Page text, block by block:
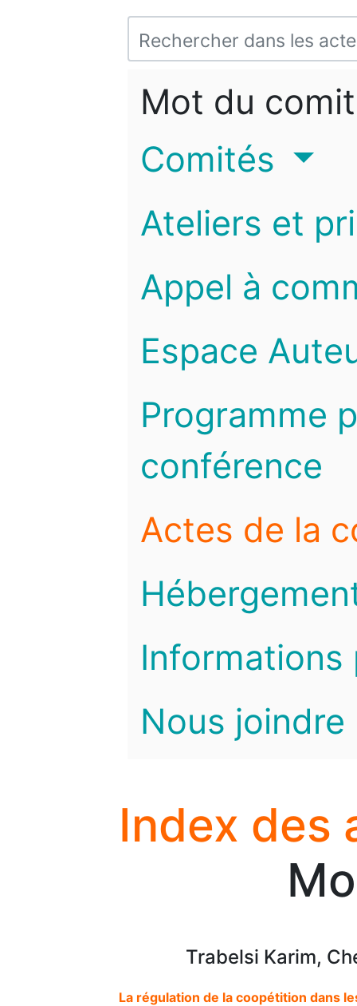
Mot du
Comités
Ateliers et
Appel à
Espace
Programme
conférence
Actes de la
Informations
Nous joindre
Index des
Trabelsi Karim,
La régulation de la coopétition dans